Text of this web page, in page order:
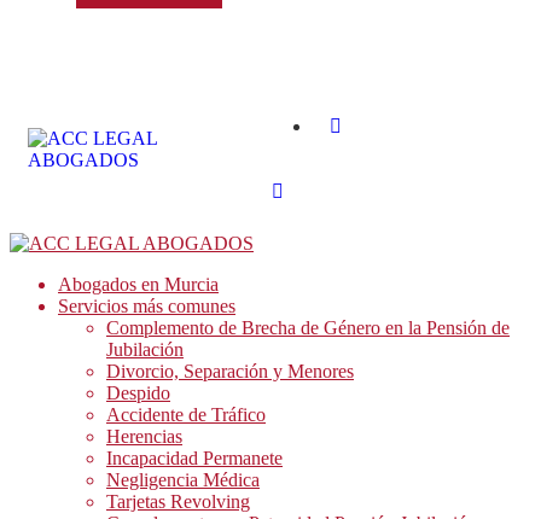
Abogados en Murcia
Servicios más comunes
Complemento de Brecha de Género en la Pensión de
Jubilación
Divorcio, Separación y Menores
Despido
Accidente de Tráfico
Herencias
Incapacidad Permanete
Negligencia Médica
Tarjetas Revolving